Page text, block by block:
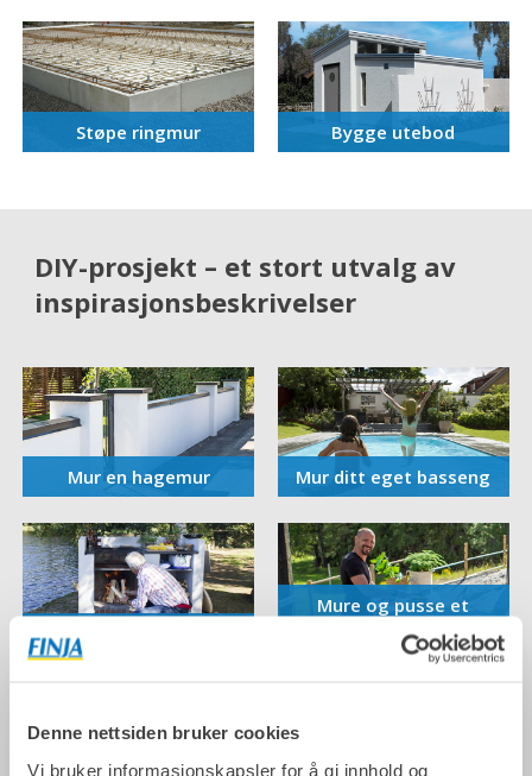
Denne nettsiden bruker cookies
Vi bruker informasjonskapsler for å gi innhold og
Støpe ringmur Bygge utebod
DIY-prosjekt – et stort utvalg av
inspirasjonsbeskrivelser
Mur en hagemur Mur ditt eget basseng
Bygg en utegrill
Mure og pusse et
utekjøkken